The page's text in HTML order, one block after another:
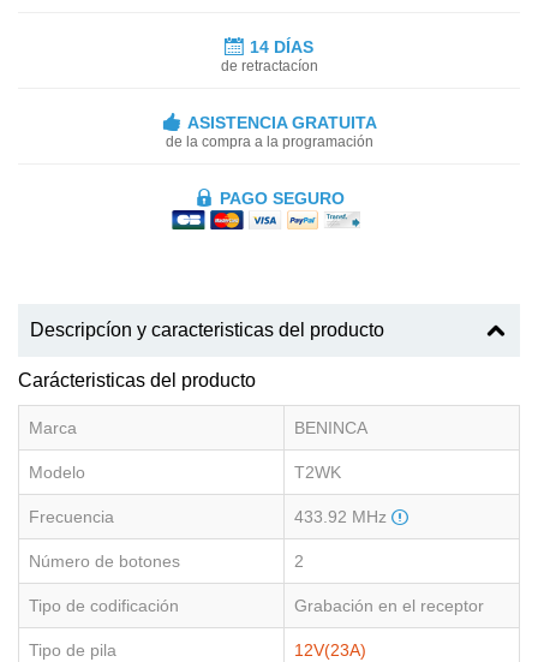
14 DÍAS
de retractacíon
ASISTENCIA GRATUITA
de la compra a la programación
PAGO SEGURO
Descripcíon y caracteristicas del producto
Carácteristicas del producto
Marca BENINCA
Modelo T2WK
Frecuencia 433.92 MHz
Número de botones 2
Tipo de codificación Grabación en el receptor
Tipo de pila 12V(23A)